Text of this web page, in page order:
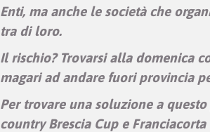
Enti, ma anche le società che
tra di loro.
Il rischio? Trovarsi alla domenica
magari ad andare fuori provincia
Per trovare una soluzione a
country Brescia Cup e